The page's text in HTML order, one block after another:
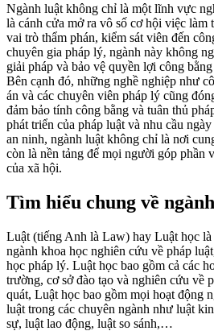
Ngành luật không chỉ là một lĩnh vực
là cánh cửa mở ra vô số cơ hội việc
vai trò thẩm phán, kiểm sát viên đến
chuyên gia pháp lý, ngành này không
giải pháp và bảo vệ quyền lợi công
Bên cạnh đó, những nghề nghiệp như
án và các chuyên viên pháp lý cũng
đảm bảo tính công bằng và tuân thủ
phát triển của pháp luật và nhu cầu
an ninh, ngành luật không chỉ là nơi
còn là nền tảng để mọi người góp phần
của xã hội.
Tìm hiểu chung về
Luật (tiếng Anh là Law) hay Luật học
ngành khoa học nghiên cứu về pháp
học pháp lý. Luật học bao gồm cả các
trường, cơ sở đào tạo và nghiên cứu về
quát, Luật học bao gồm mọi hoạt động
luật trong các chuyên ngành như luật
sự, luật lao động, luật so sánh,…